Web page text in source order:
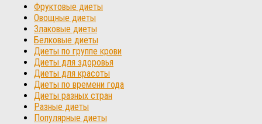
Фруктовые диеты
Овощные диеты
Злаковые диеты
Белковые диеты
Диеты по группе крови
Диеты для здоровья
Диеты для красоты
Диеты по времени года
Диеты разных стран
Разные диеты
Популярные диеты